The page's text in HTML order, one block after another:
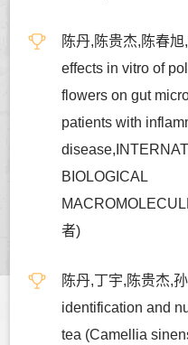
陈丹,陈贵杰,陈春
effects in vitro of
flowers on gut
patients with
BIOLOGICAL
者)
陈丹,丁宇,陈贵杰,
identification and
tea (Camellia